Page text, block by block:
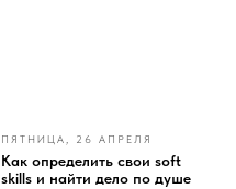
ПЯТНИЦА, 26 АПРЕЛЯ
Как определить свои soft
skills и найти дело по душе